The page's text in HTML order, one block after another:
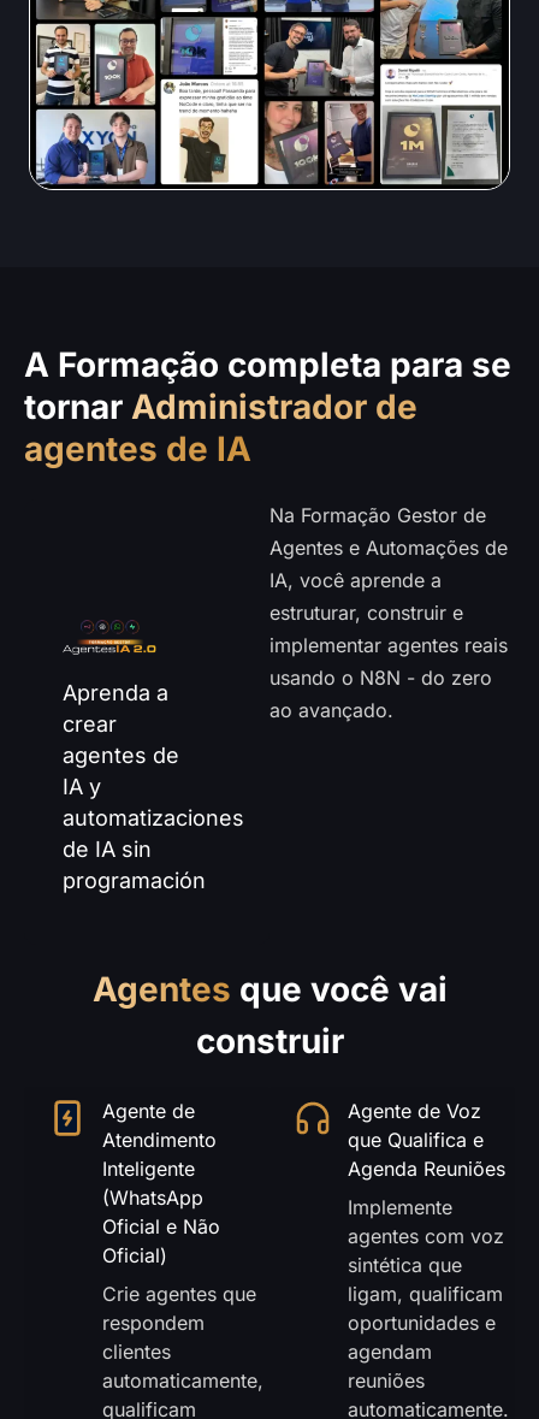
A Formação completa para se
tornar Administrador de
agentes de IA
Aprenda a
crear
agentes de
IA y
automatizaciones
de IA sin
programación
Na Formação Gestor de
Agentes e Automações de
IA, você aprende a
estruturar, construir e
implementar agentes reais
usando o N8N - do zero
ao avançado.
Agentes que você vai
construir
Agente de
Atendimento
Inteligente
(WhatsApp
Oficial e Não
Oficial)
Crie agentes que
respondem
clientes
automaticamente,
qualificam
Agente de Voz
que Qualifica e
Agenda Reuniões
Implemente
agentes com voz
sintética que
ligam, qualificam
oportunidades e
agendam
reuniões
automaticamente.